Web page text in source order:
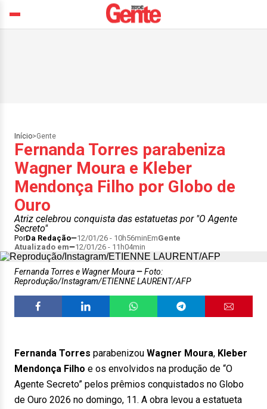
Início>Gente
Fernanda Torres parabeniza
Wagner Moura e Kleber
Mendonça Filho por Globo de
Ouro
Atriz celebrou conquista das estatuetas por "O Agente
Secreto"
PorDa Redação 12/01/26 - 10h56minEmGente
Atualizado em
12/01/26 - 11h04min
Fernanda Torres e Wagner Moura
Foto:
Reprodução/Instagram/ETIENNE LAURENT/AFP
Fernanda Torres parabenizou Wagner Moura, Kleber
Mendonça Filho e os envolvidos na produção de “O
Agente Secreto” pelos prêmios conquistados no Globo
de Ouro 2026 no domingo, 11. A obra levou a estatueta